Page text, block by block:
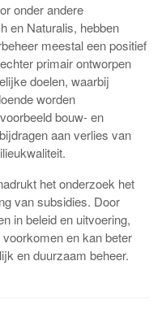
onder andere
en Naturalis, hebben
meestal een positief
primair ontworpen
doelen, waarbij
worden
bouw- en
aan verlies van
het onderzoek het
van subsidies. Door
in beleid en uitvoering,
en kan beter
en duurzaam beheer.